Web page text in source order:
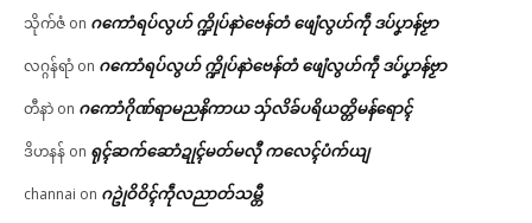
သိုက်ဇံ on ဂကောံရပ်လွဟ် က္ဍိုပ်နာဲဗေန်တံ ဖျေံလွဟ်ကဵု ဒပ်ပၞာန်ဗၟာ
လဂ္ဂန်ရာံ on ဂကောံရပ်လွဟ် က္ဍိုပ်နာဲဗေန်တံ ဖျေံလွဟ်ကဵု ဒပ်ပၞာန်ဗၟာ
တီနာဲ on ဂကောံဂိုဏ်ရာမညနိကာယ သှ်လိခ်ပရိယတ္တိမန်ရောၚ်
ဒိဟနန် on ရုၚ်ဆက်ဆောံဍုၚ်မတ်မလီု ကလေၚ်ပံက်ယျ
channai on ဂဥုဲဝိဝိၚ်ကဵုလညာတ်သမ္တီ